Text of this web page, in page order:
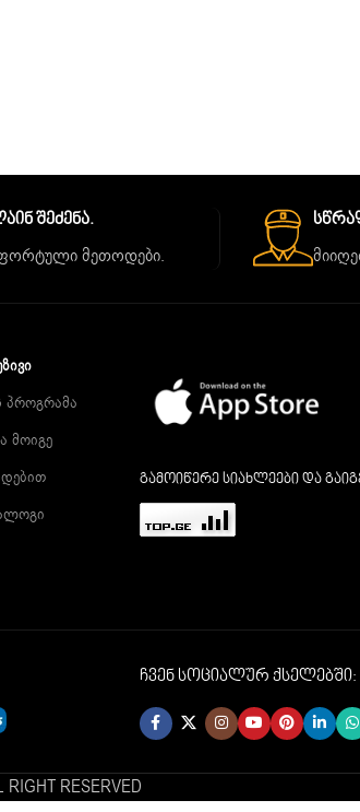
Შეძენა.
მეთოდები.
მოიგე
გამოიწერე სიახლეები და
ჩვენ სოციალურ ქსელებში:
RESERVED